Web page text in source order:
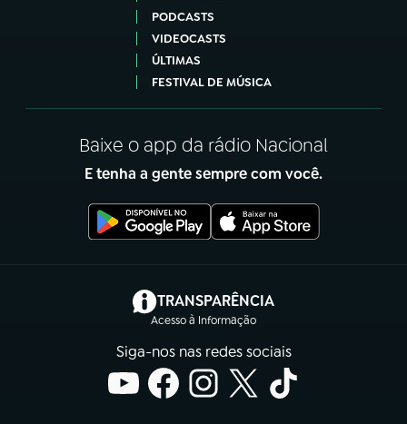
PODCASTS
VIDEOCASTS
ÚLTIMAS
FESTIVAL DE MÚSICA
Baixe o app da rádio Nacional
E tenha a gente sempre com você.
TRANSPARÊNCIA
Acesso à Informação
(abre em nova aba)
Siga-nos nas redes sociais